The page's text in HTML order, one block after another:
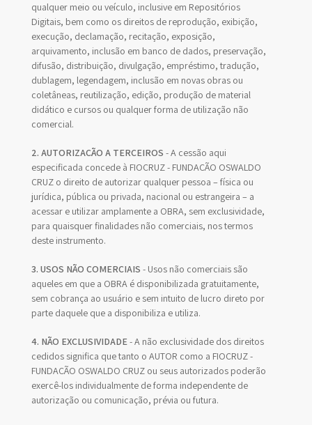
qualquer meio ou veículo, inclusive em Repositórios
Digitais, bem como os direitos de reprodução, exibição,
execução, declamação, recitação, exposição,
arquivamento, inclusão em banco de dados, preservação,
difusão, distribuição, divulgação, empréstimo, tradução,
dublagem, legendagem, inclusão em novas obras ou
coletâneas, reutilização, edição, produção de material
didático e cursos ou qualquer forma de utilização não
comercial.
2. AUTORIZAÇÃO A TERCEIROS - A cessão aqui
especificada concede à FIOCRUZ - FUNDAÇÃO OSWALDO
CRUZ o direito de autorizar qualquer pessoa – física ou
jurídica, pública ou privada, nacional ou estrangeira – a
acessar e utilizar amplamente a OBRA, sem exclusividade,
para quaisquer finalidades não comerciais, nos termos
deste instrumento.
3. USOS NÃO COMERCIAIS - Usos não comerciais são
aqueles em que a OBRA é disponibilizada gratuitamente,
sem cobrança ao usuário e sem intuito de lucro direto por
parte daquele que a disponibiliza e utiliza.
4. NÃO EXCLUSIVIDADE- A não exclusividade dos direitos
cedidos significa que tanto o AUTOR como a FIOCRUZ -
FUNDAÇÃO OSWALDO CRUZ ou seus autorizados poderão
exercê-los individualmente de forma independente de
autorização ou comunicação, prévia ou futura.